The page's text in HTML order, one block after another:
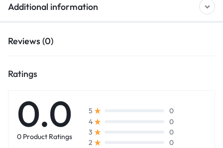
Additional information
Reviews (0)
Ratings
0.0
0 Product Ratings
5
0
4
0
3
0
2
0